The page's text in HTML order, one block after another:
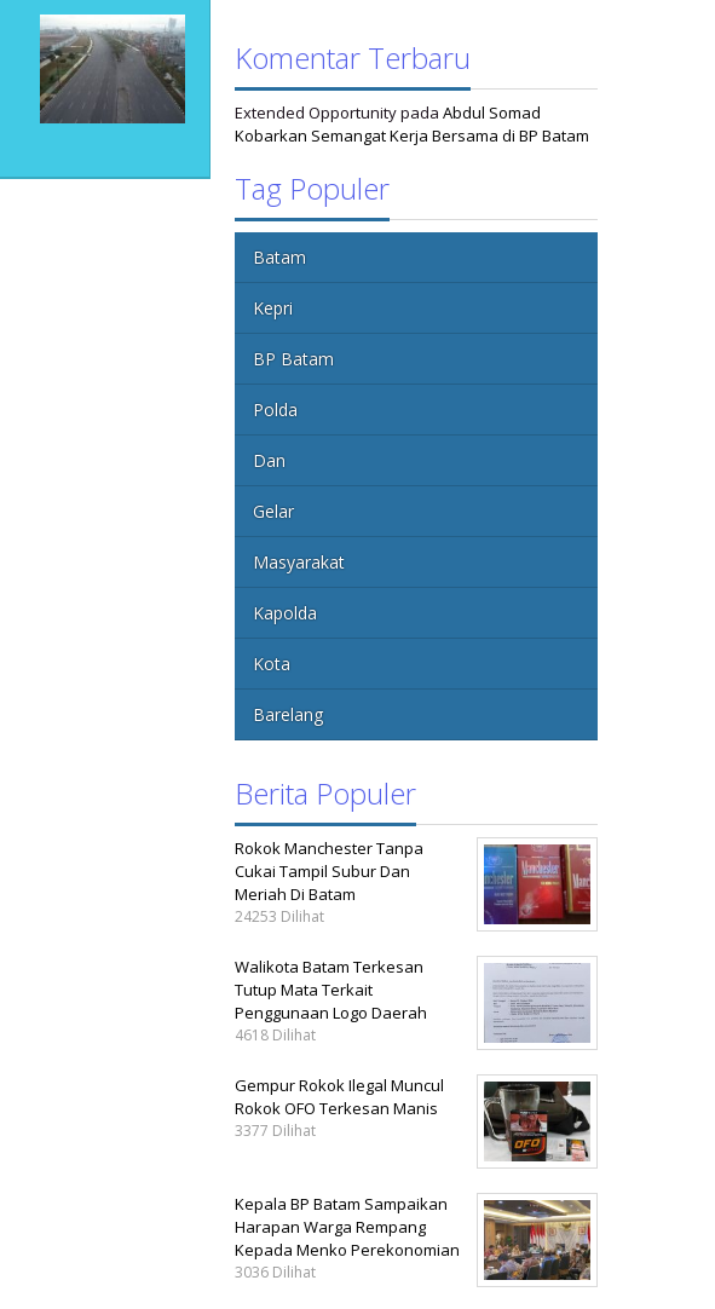
Komentar Terbaru
Extended OpportunitypadaAbdul Somad
Kobarkan Semangat Kerja Bersama di BP Batam
Tag Populer
Batam
Kepri
BP Batam
Polda
Dan
Gelar
Masyarakat
Kapolda
Kota
Barelang
Berita Populer
Rokok Manchester Tanpa
Cukai Tampil Subur Dan
Meriah Di Batam
24253 Dilihat
Walikota Batam Terkesan
Tutup Mata Terkait
Penggunaan Logo Daerah
4618 Dilihat
Gempur Rokok Ilegal Muncul
Rokok OFO Terkesan Manis
3377 Dilihat
Kepala BP Batam Sampaikan
Harapan Warga Rempang
Kepada Menko Perekonomian
3036 Dilihat